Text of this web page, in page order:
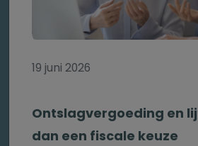
19 juni 2026
Ontslagvergoeding en
dan een fiscale keuze